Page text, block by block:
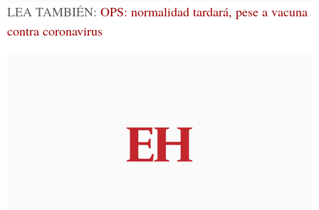
LEA TAMBIÉN: OPS: normalidad tardará, pese a vacuna
contra coronavirus